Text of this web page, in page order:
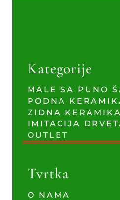
Kategorije
MALE SA PUNO
PODNA
ZIDNA KERAMIKA
IMITACIJA
OUTLET
Tvrtka
O NAMA